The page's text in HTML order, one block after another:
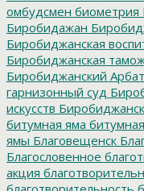
омбудсмен биометрия
Биробидажан
Биробиджанская
Биробиджанская
Биробиджанский Арбат
гарнизонный суд
искусств
битумная яма
ямы Благовещенск
Благословенное
акция